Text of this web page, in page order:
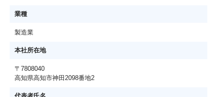
業種
製造業
本社所在地
〒7808040
高知県高知市神田2098番地2